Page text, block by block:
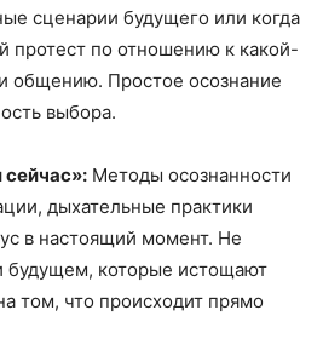
сценарии будущего или когда
протест по отношению к какой-
общению. Простое осознание
выбора.
сейчас»: Методы осознанности
дыхательные практики
в настоящий момент. Не
будущем, которые истощают
том, что происходит прямо